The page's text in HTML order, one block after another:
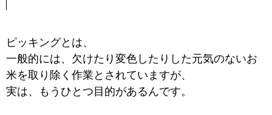
ピッキングとは、
一般的には、欠けたり変色したりした元気のないお
米を取り除く作業 とされていますが、
実は、もうひとつ目的があるんです。